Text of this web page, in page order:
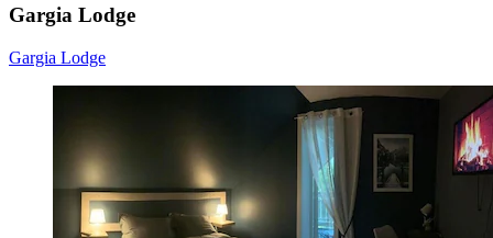
Gargia Lodge
Gargia Lodge